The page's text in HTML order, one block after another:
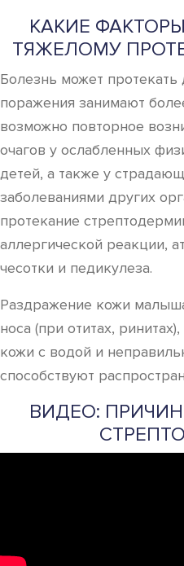
КАКИЕ
ТЯЖЕЛОМУ
Болезнь может протекать
поражения занимают
возможно повторное
очагов у ослабленных
детей, а также у
заболеваниями других
протекание
аллергической реакции,
чесотки и педикулеза.
Раздражение кожи
носа (при отитах,
кожи с водой и
способствуют
ВИДЕО: